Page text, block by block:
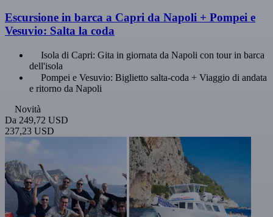
Escursione in barca a Capri da Napoli + Pompei e
Vesuvio: Salta la coda
Isola di Capri: Gita in giornata da Napoli con tour in barca
dell'isola
Pompei e Vesuvio: Biglietto salta-coda + Viaggio di andata
e ritorno da Napoli
Novità
Da 249,72 USD
237,23 USD